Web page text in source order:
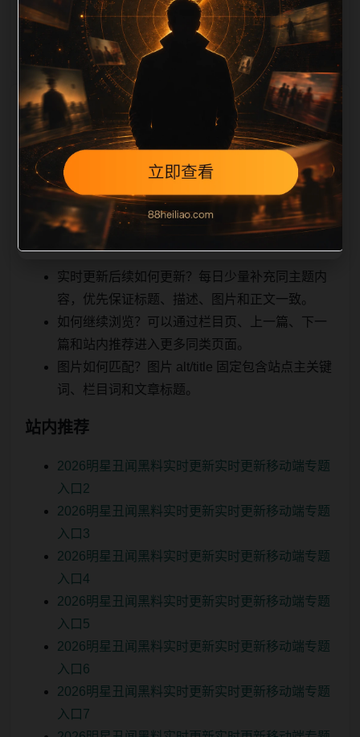
canonical、主题图、alt、title和推荐链接，确保页面既
能被搜索引擎理解
相关问题与推荐
，也能让真实用户顺着栏目继续浏览。同站连续更新时
避免重复标题和重复首段，优先补充不同关键词、不同
栏目词和不同问题角度。栏目页则保留清晰入口，方便
后续专题自动归集。发布后按真实浏览器复查首屏、图
片、跳转体验、相关推荐和加载速度。
实时更新后续如何更新？每日少量补充同主题内
容，优先保证标题、描述、图片和正文一致。
如何继续浏览？可以通过栏目页、上一篇、下一
篇和站内推荐进入更多同类页面。
图片如何匹配？图片 alt/title 固定包含站点主关键
词、栏目词和文章标题。
站内推荐
2026明星丑闻黑料实时更新实时更新移动端专题
入口2
2026明星丑闻黑料实时更新实时更新移动端专题
入口3
2026明星丑闻黑料实时更新实时更新移动端专题
入口4
2026明星丑闻黑料实时更新实时更新移动端专题
入口5
2026明星丑闻黑料实时更新实时更新移动端专题
入口6
2026明星丑闻黑料实时更新实时更新移动端专题
入口7